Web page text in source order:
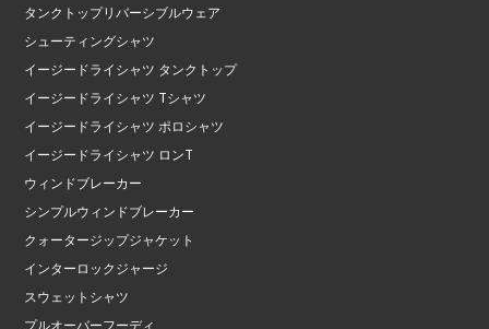
タンクトップリバーシブルウェア
シューティングシャツ
イージードライシャツ タンクトップ
イージードライシャツ Tシャツ
イージードライシャツ ポロシャツ
イージードライシャツ ロンT
ウィンドブレーカー
シンプルウィンドブレーカー
クォータージップジャケット
インターロックジャージ
スウェットシャツ
プルオーバーフーディ